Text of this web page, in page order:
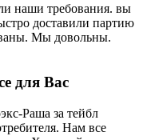
наши требования. вы
доставили партию
Мы довольны.
для Вас
Раша за тейбл
Нам все